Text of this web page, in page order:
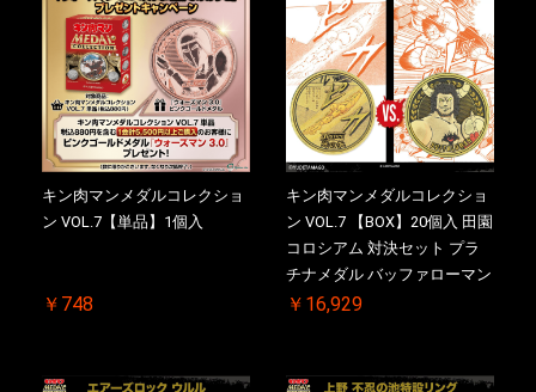
キン肉マンメダルコレクショ
ン VOL.7【単品】1個入
￥748
キン肉マンメダルコレクショ
ン VOL.7 【BOX】20個入 田園
コロシアム 対決セット プラ
チナメダル バッファローマン
2.0 顎髭 Ver. VS. 光の矢 初回
メダル(非売品)付
￥16,929